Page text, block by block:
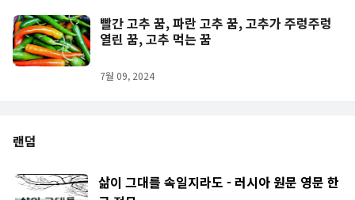
빨간 고추 꿈, 파란 고추 꿈, 고추가 주렁주렁
열린 꿈, 고추 먹는 꿈
7월 09, 2024
랜덤
삶이 그대를 속일지라도 - 러시아 원문 영문 한